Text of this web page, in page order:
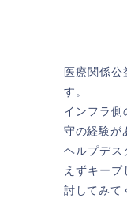
医療関係
す。
インフラ
守の経験が
ヘルプデス
えずキー
討してみて